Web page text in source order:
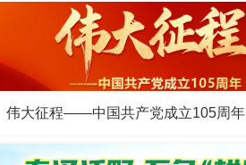
伟大征程——中国共产党成立105周年